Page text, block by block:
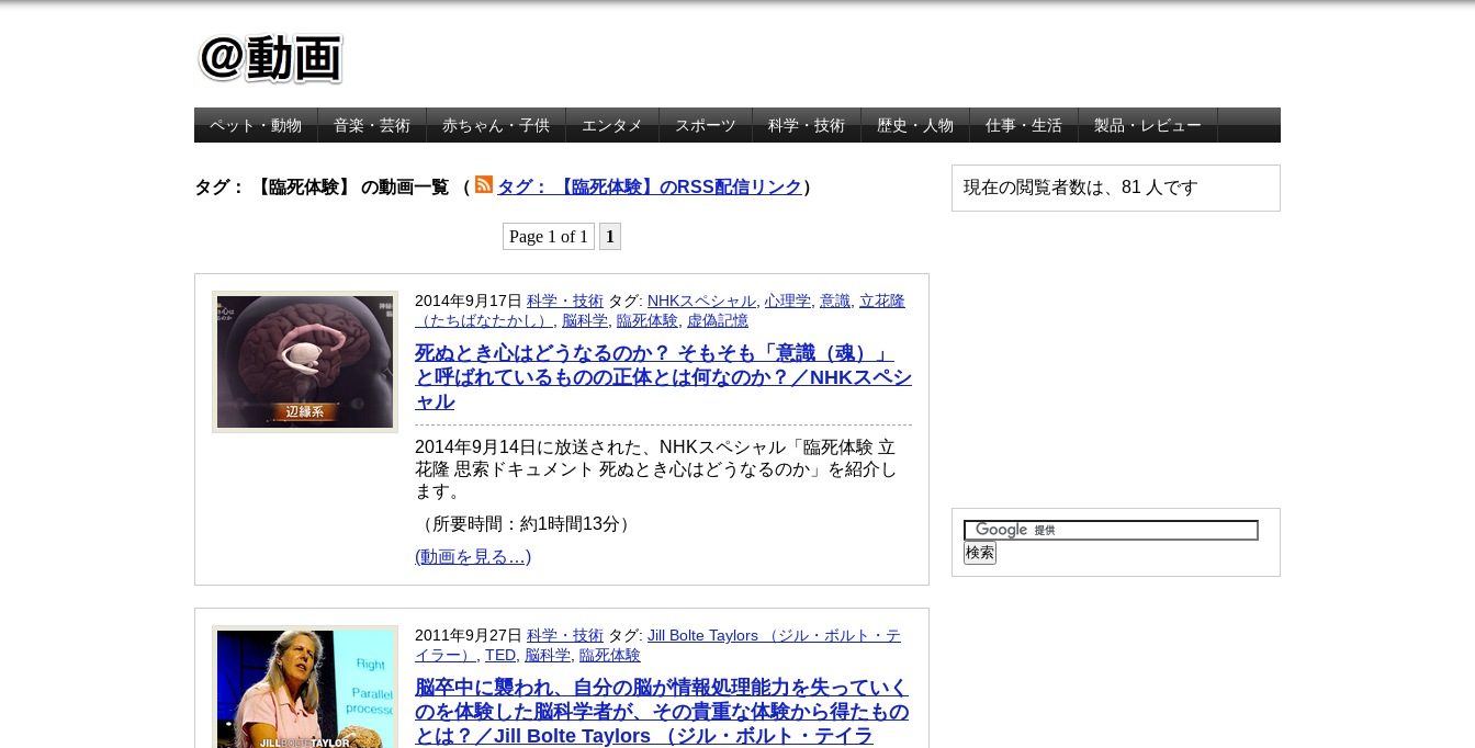
ペット・動物 音楽・芸術 赤ちゃん・子供 エンタメ スポーツ 科学・技術 歴史・人物 仕事・生活
製品・レビュー
タグ： 【臨死体験】 の動画一覧 （ タグ： 【臨死体験】のRSS配信リンク ）
Page 1 of 1 1
2014年9月17日 科学・技術 タグ: NHKスペシャル 心理学 意識 立花隆
（たちばなたかし）
脳科学 臨死体験 虚偽記憶
死ぬとき心はどうなるのか？ そもそも「意識（魂）」
と呼ばれているものの正体とは何なのか？／NHKスペシ
ャル
2014年9月14日に放送された、NHKスペシャル「臨死体験 立
花隆 思索ドキュメント 死ぬとき心はどうなるのか」を紹介し
ます。
（所要時間：約1時間13分）
(動画を見る…)
2011年9月27日 科学・技術 タグ: Jill Bolte Taylors （ジル・ボルト・テ
イラー）
TED 脳科学 臨死体験
脳卒中に襲われ、自分の脳が情報処理能力を失っていく
のを体験した脳科学者が、その貴重な体験から得たもの
とは？／Jill Bolte Taylors （ジル・ボルト・テイラ
現在の閲覧者数は、81 人です